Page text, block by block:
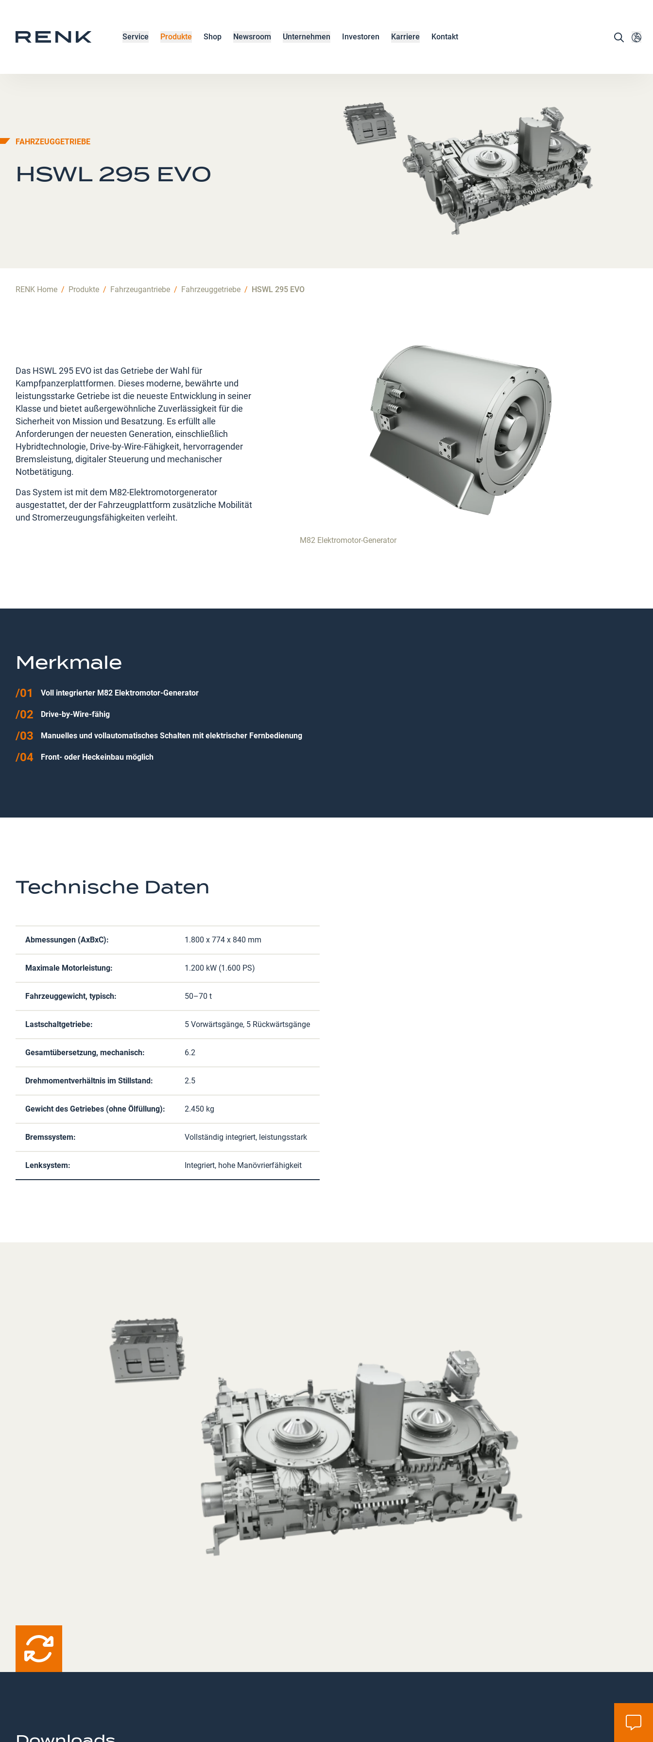
Service Produkte Shop Newsroom Unternehmen Investoren Karriere Kontakt
FAHRZEUGGETRIEBE
HSWL 295 EVO
RENK Home / Produkte / Fahrzeugantriebe / Fahrzeuggetriebe / HSWL 295 EVO
Das HSWL 295 EVO ist das Getriebe der Wahl für
Kampfpanzerplattformen. Dieses moderne, bewährte und
leistungsstarke Getriebe ist die neueste Entwicklung in seiner
Klasse und bietet außergewöhnliche Zuverlässigkeit für die
Sicherheit von Mission und Besatzung. Es erfüllt alle
Anforderungen der neuesten Generation, einschließlich
Hybridtechnologie, Drive-by-Wire-Fähigkeit, hervorragender
Bremsleistung, digitaler Steuerung und mechanischer
Notbetätigung.
Das System ist mit dem M82-Elektromotorgenerator
ausgestattet, der der Fahrzeugplattform zusätzliche Mobilität
und Stromerzeugungsfähigkeiten verleiht.
M82 Elektromotor-Generator
Merkmale
Voll integrierter M82 Elektromotor-Generator
Drive-by-Wire-fähig
Manuelles und vollautomatisches Schalten mit elektrischer Fernbedienung
Front- oder Heckeinbau möglich
Technische Daten
Abmessungen (AxBxC): 1.800 x 774 x 840 mm
Maximale Motorleistung: 1.200 kW (1.600 PS)
Fahrzeuggewicht, typisch: 50–70 t
Lastschaltgetriebe: 5 Vorwärtsgänge, 5 Rückwärtsgänge
Gesamtübersetzung, mechanisch: 6.2
Drehmomentverhältnis im Stillstand: 2.5
Gewicht des Getriebes (ohne Ölfüllung): 2.450 kg
Bremssystem: Vollständig integriert, leistungsstark
Lenksystem: Integriert, hohe Manövrierfähigkeit